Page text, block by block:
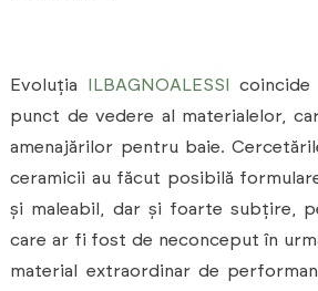
Evoluția ILBAGNOALESSI
punct de vedere al materialelor,
amenajărilor pentru baie.
ceramicii au făcut posibilă
și maleabil, dar și foarte subțire,
care ar fi fost de neconceput în
material extraordinar de